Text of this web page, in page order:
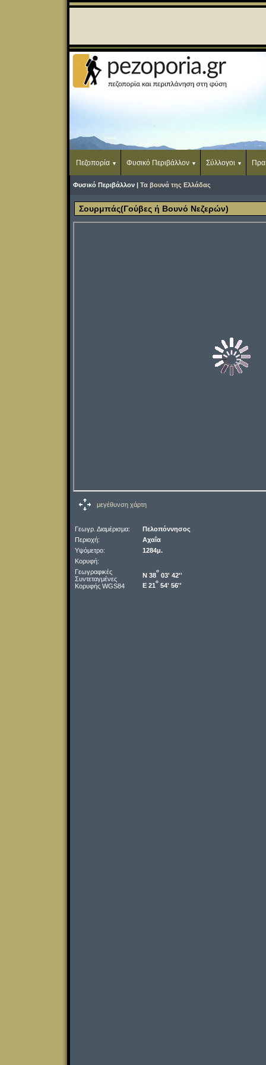
Πεζοπορία Φυσικό Περιβάλλον Σύλλογοι
Φυσικό Περιβάλλον | Τα βουνά της Ελλάδας
Σουρμπάς(Γούβες ή Βουνό Νεζερών)
μεγέθυνση χάρτη
Γεωγρ. Διαμέρισμα:
Πελοπόννησος
Περιοχή:
Αχαΐα
Υψόμετρο:
1284μ.
Κορυφή:
Γεωγραφικές
Συντεταγμένες
Κορυφής WGS84
Ν 38
o
03' 42''
Ε 21
o
54' 56''